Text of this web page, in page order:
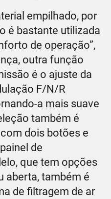
empilhado, por
é bastante utilizada
de operação”,
outra função
é o ajuste da
F/N/R
a mais suave
também é
dois botões e
de
que tem opções
aberta, também é
de filtragem de ar